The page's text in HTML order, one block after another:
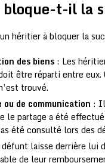
t-il la
héritier à bloquer la
des biens : Les
être réparti entre
trouvé.
ou de communication :
le partage a été
été consulté lors des
laisse derrière lui
de leur